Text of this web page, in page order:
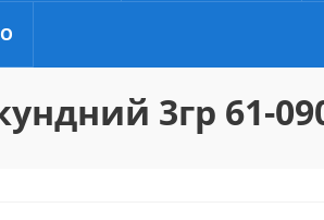
3гр 61-